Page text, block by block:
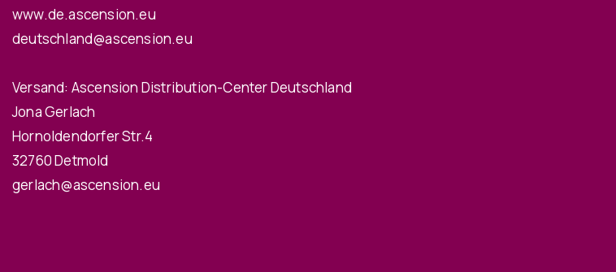
www.de.ascension.eu
deutschland@ascension.eu
Versand: Ascension Distribution-Center Deutschland
Jona Gerlach
Hornoldendorfer Str.4
32760 Detmold
gerlach@ascension.eu